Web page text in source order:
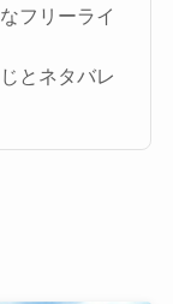
フリーライ
とネタバレ